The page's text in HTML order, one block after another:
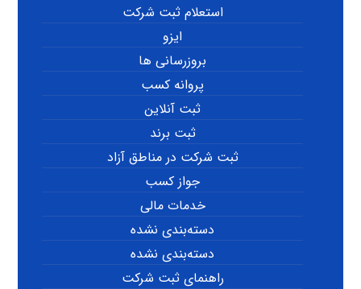
استعلام ثبت شرکت
ایزو
بروزرسانی ها
پروانه کسب
ثبت آنلاین
ثبت برند
ثبت شرکت در مناطق آزاد
جواز کسب
خدمات مالی
دسته‌بندی نشده
دسته‌بندی نشده
راهنمای ثبت شرکت